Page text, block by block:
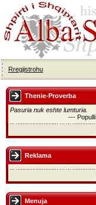
Rregjistrohu
Thenie-Proverba
Pasuria nuk eshte lumturia.
--- Populli
Reklama
Menuja